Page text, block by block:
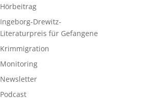
Hörbeitrag
Ingeborg-Drewitz-
Literaturpreis für Gefangene
Krimmigration
Monitoring
Newsletter
Podcast